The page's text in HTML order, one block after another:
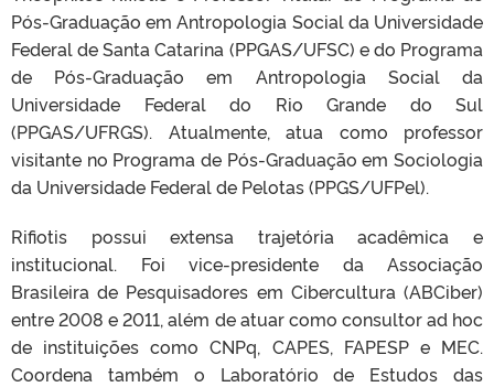
Pós-Graduação em Antropologia Social da Universidade
Federal de Santa Catarina (PPGAS/UFSC) e do Programa
de Pós-Graduação em Antropologia Social da
Universidade Federal do Rio Grande do Sul
(PPGAS/UFRGS). Atualmente, atua como professor
visitante no Programa de Pós-Graduação em Sociologia
da Universidade Federal de Pelotas (PPGS/UFPel).
Rifiotis possui extensa trajetória acadêmica e
institucional. Foi vice-presidente da Associação
Brasileira de Pesquisadores em Cibercultura (ABCiber)
entre 2008 e 2011, além de atuar como consultor ad hoc
de instituições como CNPq, CAPES, FAPESP e MEC.
Coordena também o Laboratório de Estudos das